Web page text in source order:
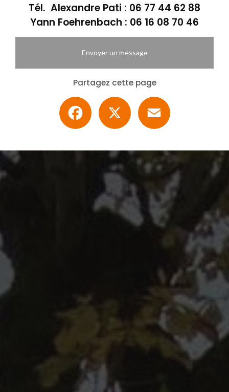
Tél. Alexandre Pati : 06 77 44 62 88
Yann Foehrenbach : 06 16 08 70 46
Envoyer un message
Partagez cette page
Facebook